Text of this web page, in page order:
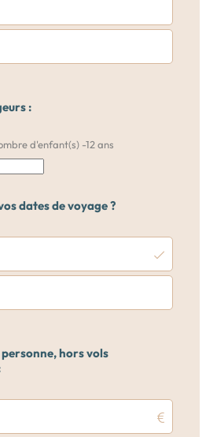
:
d'enfant(s) -12 ans
dates de voyage ?
hors vols